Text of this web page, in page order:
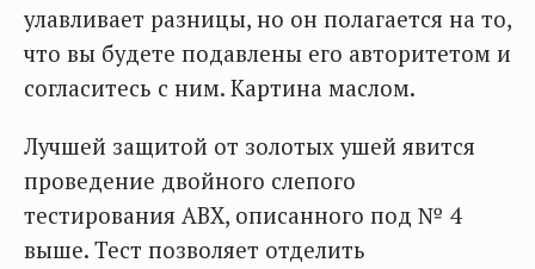
улавливает разницы, но он полагается на то,
что вы будете подавлены его авторитетом и
согласитесь с ним. Картина маслом.
Лучшей защитой от золотых ушей явится
проведение двойного слепого
тестирования ABX, описанного под № 4
выше. Тест позволяет отделить